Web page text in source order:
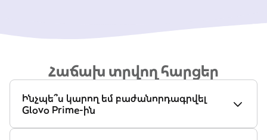
Հաճախ տրվող հարցեր
Ինչպե՞ս կարող եմ բաժանորդագրվել
Glovo Prime-ին